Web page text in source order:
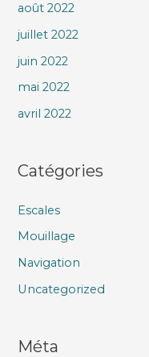
août 2022
juillet 2022
juin 2022
mai 2022
avril 2022
Catégories
Escales
Mouillage
Navigation
Uncategorized
Méta